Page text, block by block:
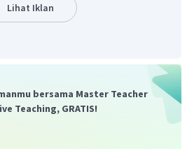
Lihat Iklan
bersama Master Teacher
Teaching, GRATIS!